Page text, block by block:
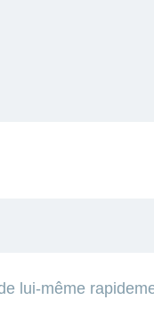
lui-même